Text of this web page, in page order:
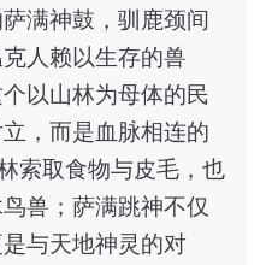
满神鼓，驯鹿颈间
人赖以生存的兽
以山林为母体的民
，而是血脉相连的
索取食物与皮毛，也
兽；萨满跳神不仅
与天地神灵的对